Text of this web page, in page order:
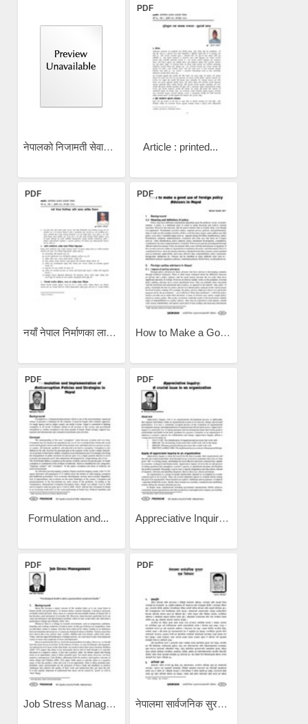
नेपालको निजामती सेवामा...
PDF
Article : printed...
PDF
नयाँ नेपाल निर्माणका लागि...
PDF
How to Make a Good Use of...
PDF
Formulation and...
PDF
Appreciative Inquiry: A...
PDF
Job Stress Management /...
PDF
नेपालमा सार्वजनिक सुरक्षा...